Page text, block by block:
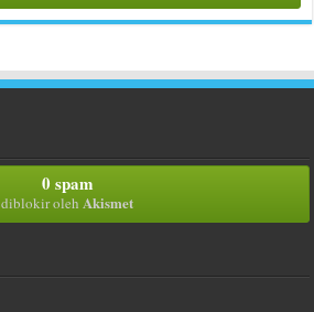
0 spam
diblokir oleh Akismet